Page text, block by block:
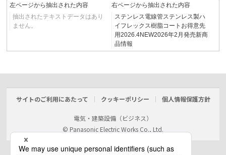
左ページから抽出された内容
抽出されたテキストデータはあり
ません。
右ページから抽出された内容
ステンレス電線管ステンレス製ハ
イフレックス樹脂コートお得意先
用2026.4NEW2026年2月発売新商
品情報
サイトのご利用にあたって クッキーポリシー 個人情報保護方針
電気・建築設備（ビジネス）
© Panasonic Electric Works Co., Ltd.